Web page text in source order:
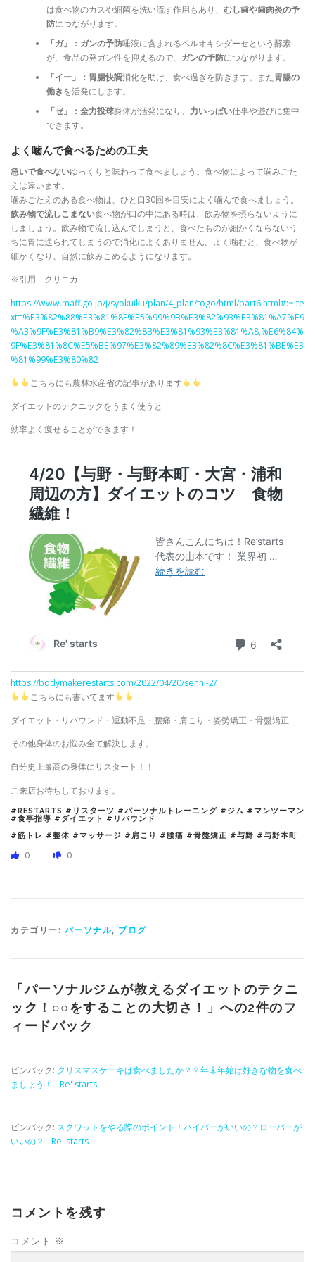
は食べ物のカスや細菌を洗い流す作用もあり、 むし歯や歯肉炎の予
防につながります。
「ガ」：ガンの予防唾液に含まれるペルオキシダーセという酵素
が、食品の発ガン性を抑えるので、 ガンの予防につながります。
「イー」：胃腸快調消化を助け、食べ過ぎを防ぎます。また胃腸の
働きを活発にします。
「ゼ」：全力投球身体が活発になり、 力いっぱい仕事や遊びに集中
できます。
よく噛んで食べるための工夫
急いで食べないゆっくりと味わって食べましょう。食べ物によって噛みごた
えは違います。
噛みごたえのある食べ物は、ひと口30回を目安によく噛んで食べましょう。
飲み物で流しこまない食べ物が口の中にある時は、飲み物を摂らないように
しましょう。飲み物で流し込んでしまうと、食べたものが細かくならないう
ちに胃に送られてしまうので消化によくありません。よく噛むと、食べ物が
細かくなり、自然に飲みこめるようになります。
※引用 クリニカ
https://www.maff.go.jp/j/syokuiku/plan/4_plan/togo/html/part6.html#:~:te
xt=%E3%82%88%E3%81%8F%E5%99%9B%E3%82%93%E3%81%A7%E9
%A3%9F%E3%81%B9%E3%82%8B%E3%81%93%E3%81%A8,%E6%84%
9F%E3%81%8C%E5%BE%97%E3%82%89%E3%82%8C%E3%81%BE%E3
%81%99%E3%80%82
こちらにも農林水産省の記事があります
ダイエットのテクニックをうまく使うと
効率よく痩せることができます！
https://bodymakerestarts.com/2022/04/20/senni-2/
こちらにも書いてます
ダイエット・リバウンド・運動不足・腰痛・肩こり・姿勢矯正・骨盤矯正
その他身体のお悩み全て解決します。
自分史上最高の身体にリスタート！！
ご来店お待ちしております。
#RESTARTS #リスターツ #パーソナルトレーニング #ジム #マンツーマン
#食事指導 #ダイエット #リバウンド
#筋トレ #整体 #マッサージ #肩こり #腰痛 #骨盤矯正 #与野 #与野本町
0 0
カテゴリー: パーソナル, ブログ
「パーソナルジムが教えるダイエットのテクニ
ック！○○をすることの大切さ！
」への2件のフ
ィードバック
ピンバック: クリスマスケーキは食べましたか？？年末年始は好きな物を食べ
ましょう！ - Re' starts
ピンバック: スクワットをやる際のポイント！ハイバーがいいの？ローバーが
いいの？ - Re' starts
コメントを残す
コメント ※